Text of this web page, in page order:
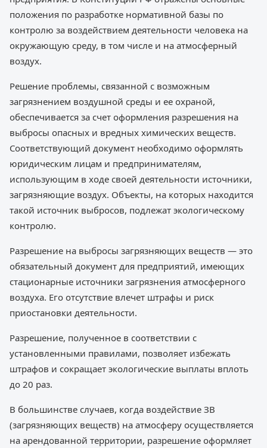
положения по разработке нормативной базы по
контролю за воздействием деятельности человека на
окружающую среду, в том числе и на атмосферный
воздух.
Решение проблемы, связанной с возможным
загрязнением воздушной среды и ее охраной,
обеспечивается за счет оформления разрешения на
выбросы опасных и вредных химических веществ.
Соответствующий документ необходимо оформлять
юридическим лицам и предпринимателям,
использующим в ходе своей деятельности источники,
загрязняющие воздух. Объекты, на которых находится
такой источник выбросов, подлежат экологическому
контролю.
Разрешение на выбросы загрязняющих веществ — это
обязательный документ для предприятий, имеющих
стационарные источники загрязнения атмосферного
воздуха. Его отсутствие влечет штрафы и риск
приостановки деятельности.
Разрешение, полученное в соответствии с
установленными правилами, позволяет избежать
штрафов и сокращает экологические выплаты вплоть
до 20 раз.
В большинстве случаев, когда воздействие ЗВ
(загрязняющих веществ) на атмосферу осуществляется
на арендованной территории, разрешение оформляет